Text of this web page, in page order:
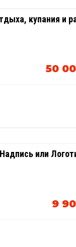
купания и
50
или
9